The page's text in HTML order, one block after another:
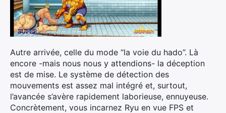
Autre arrivée, celle du mode “la voie du hado”. Là
encore -mais nous nous y attendions- la déception
est de mise. Le système de détection des
mouvements est assez mal intégré et, surtout,
l’avancée s’avère rapidement laborieuse, ennuyeuse.
Concrètement, vous incarnez Ryu en vue FPS et